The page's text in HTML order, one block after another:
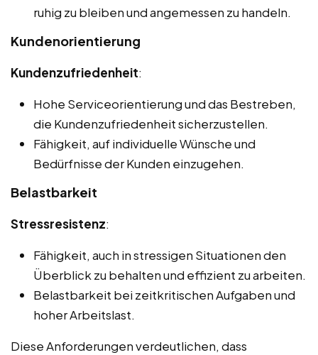
ruhig zu bleiben und angemessen zu handeln.
Kundenorientierung
Kundenzufriedenheit:
Hohe Serviceorientierung und das Bestreben,
die Kundenzufriedenheit sicherzustellen.
Fähigkeit, auf individuelle Wünsche und
Bedürfnisse der Kunden einzugehen.
Belastbarkeit
Stressresistenz:
Fähigkeit, auch in stressigen Situationen den
Überblick zu behalten und effizient zu arbeiten.
Belastbarkeit bei zeitkritischen Aufgaben und
hoher Arbeitslast.
Diese Anforderungen verdeutlichen, dass